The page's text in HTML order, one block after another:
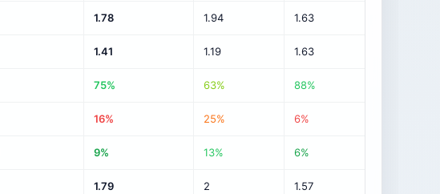
1.78 1.94 1.63
1.41 1.19 1.63
75% 63% 88%
16% 25% 6%
9% 13% 6%
1.79 2 1.57